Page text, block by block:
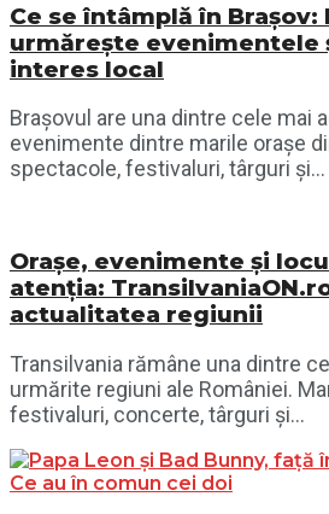
Ce se întâmplă în Brașov:
urmărește evenimentele
interes local
Brașovul are una dintre cele mai
evenimente dintre marile orașe
spectacole, festivaluri, târguri și...
Orașe, evenimente și
atenția:
actualitatea regiunii
Transilvania rămâne una dintre
urmărite regiuni ale României.
festivaluri, concerte, târguri și...